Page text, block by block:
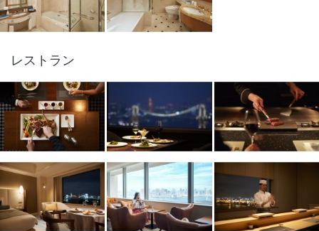
レストラン